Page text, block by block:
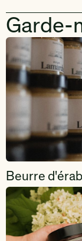
Garde-
Beurre